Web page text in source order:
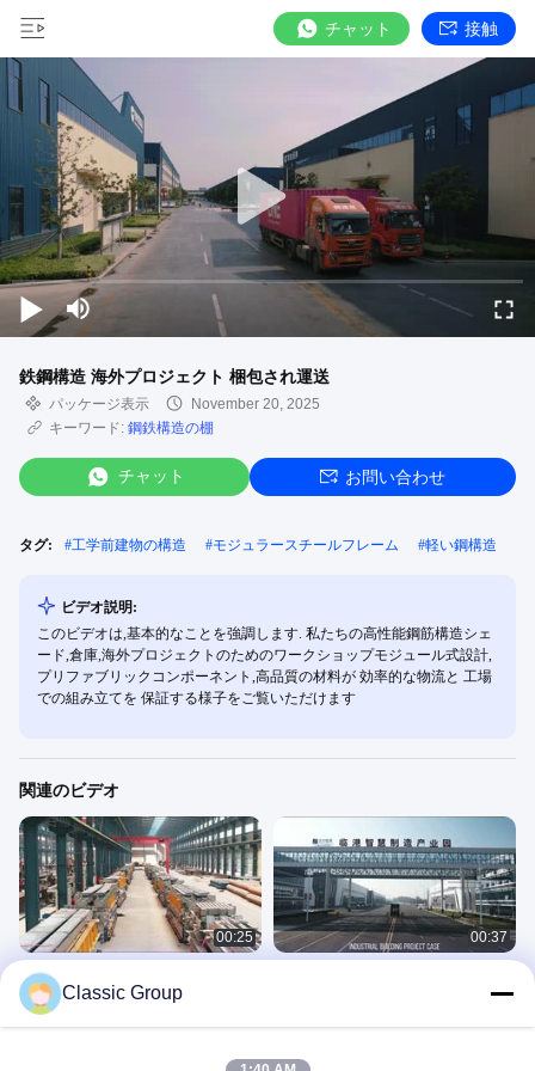
チャット 接触
鉄鋼構造 海外プロジェクト 梱包され運送
パッケージ表示
November 20, 2025
キーワード: 鋼鉄構造の棚
チャット お問い合わせ
タグ: #工学前建物の構造 #モジュラースチールフレーム #軽い鋼構造
ビデオ説明:
このビデオは,基本的なことを強調します. 私たちの高性能鋼筋構造シェ
ード,倉庫,海外プロジェクトのためのワークショップモジュール式設計,
プリファブリックコンポーネント,高品質の材料が 効率的な物流と 工場
での組み立てを 保証する様子をご覧いただけます
関連のビデオ
00:25
クラシックグループの海外鋼構造物
プロジェクト出荷
パッケージ表示
00:37
Classic Group